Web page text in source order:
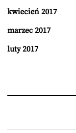
kwiecień 2017
marzec 2017
luty 2017